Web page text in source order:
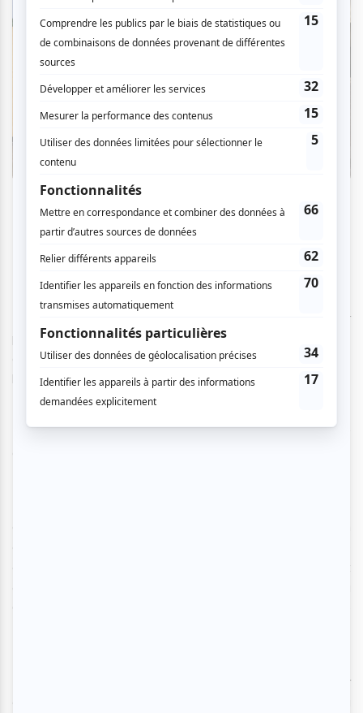
Crédit photo: Planétarium de Montréal
Entre les lignes: plus qu'une biographie
, vient d'un souvenir
personnel du directeur du Planétarium. Il se souvient, à 12
ans, d'avoir eu « l'impression d'être intelligent en lisant les
lignes dePatience dans l’Azur».
L'objectif est de nous faire vivre cette même magie. Pour y
Ensuite, la visite devient plus sensorielle. On peut s'asseoir